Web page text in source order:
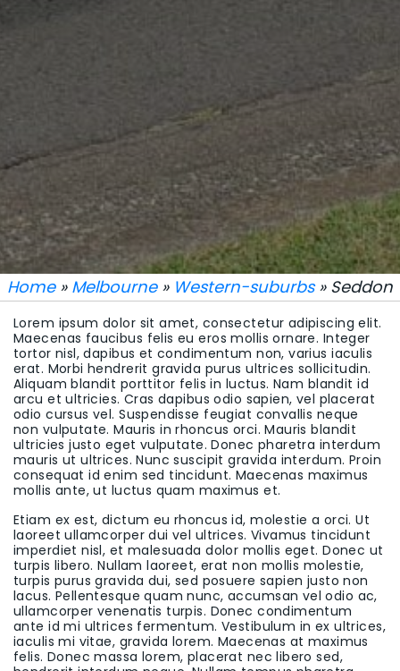
Home» Melbourne» Western-suburbs» Seddon
Lorem ipsum dolor sit amet, consectetur adipiscing elit.
Maecenas faucibus felis eu eros mollis ornare. Integer
tortor nisl, dapibus et condimentum non, varius iaculis
erat. Morbi hendrerit gravida purus ultrices sollicitudin.
Aliquam blandit porttitor felis in luctus. Nam blandit id
arcu et ultricies. Cras dapibus odio sapien, vel placerat
odio cursus vel. Suspendisse feugiat convallis neque
non vulputate. Mauris in rhoncus orci. Mauris blandit
ultricies justo eget vulputate. Donec pharetra interdum
mauris ut ultrices. Nunc suscipit gravida interdum. Proin
consequat id enim sed tincidunt. Maecenas maximus
mollis ante, ut luctus quam maximus et.
Etiam ex est, dictum eu rhoncus id, molestie a orci. Ut
laoreet ullamcorper dui vel ultrices. Vivamus tincidunt
imperdiet nisl, et malesuada dolor mollis eget. Donec ut
turpis libero. Nullam laoreet, erat non mollis molestie,
turpis purus gravida dui, sed posuere sapien justo non
lacus. Pellentesque quam nunc, accumsan vel odio ac,
ullamcorper venenatis turpis. Donec condimentum
ante id mi ultrices fermentum. Vestibulum in ex ultrices,
iaculis mi vitae, gravida lorem. Maecenas at maximus
felis. Donec massa lorem, placerat nec libero sed,